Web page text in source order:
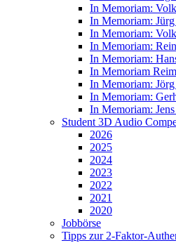
In Memoriam:
In Memoriam:
In Memoriam:
In Memoriam:
In Memoriam:
In Memoriam
In Memoriam:
In Memoriam:
In Memoriam:
Student 3D Audio
2026
2025
2024
2023
2022
2021
2020
Jobbörse
Tipps zur 2-Faktor-